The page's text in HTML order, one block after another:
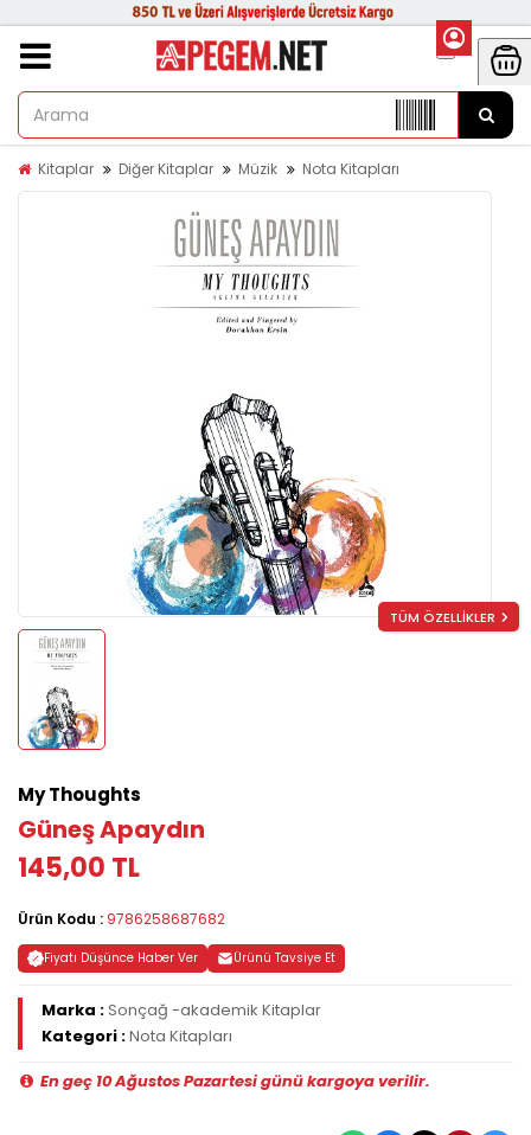
Kitaplar Diğer Kitaplar Müzik Nota Kitapları
TÜM ÖZELLİKLER
My Thoughts
Güneş Apaydın
145,00 TL
Ürün Kodu : 9786258687682
Fiyatı Düşünce Haber Ver Ürünü Tavsiye Et
Marka :Sonçağ -akademik Kitaplar
Kategori :Nota Kitapları
En geç 10 Ağustos Pazartesi günü kargoya verilir.